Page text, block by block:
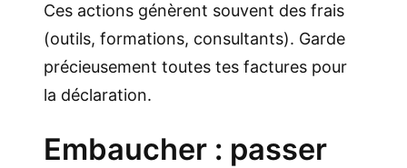
Ces actions génèrent souvent des frais
(outils, formations, consultants). Garde
précieusement toutes tes factures pour
la déclaration.
Embaucher : passer